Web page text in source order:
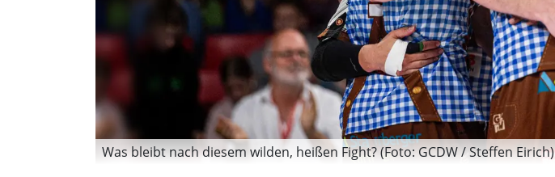
Was bleibt nach diesem wilden, heißen Fight? (Foto: GCDW / Steffen Eirich)